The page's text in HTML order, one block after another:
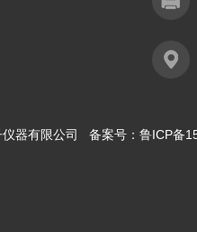
器有限公司 备案号： 鲁ICP备